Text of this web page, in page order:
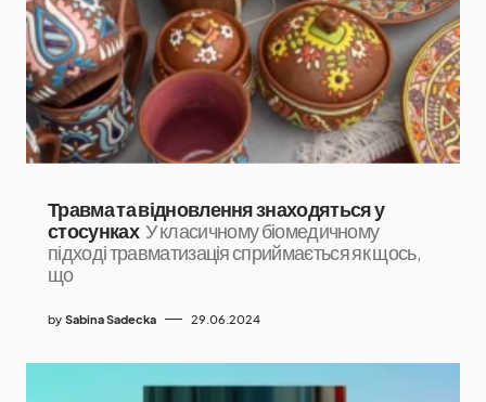
Травма та відновлення знаходяться у
стосунках У класичному біомедичному
підході травматизація сприймається як щось,
що
by Sabina Sadecka 29.06.2024